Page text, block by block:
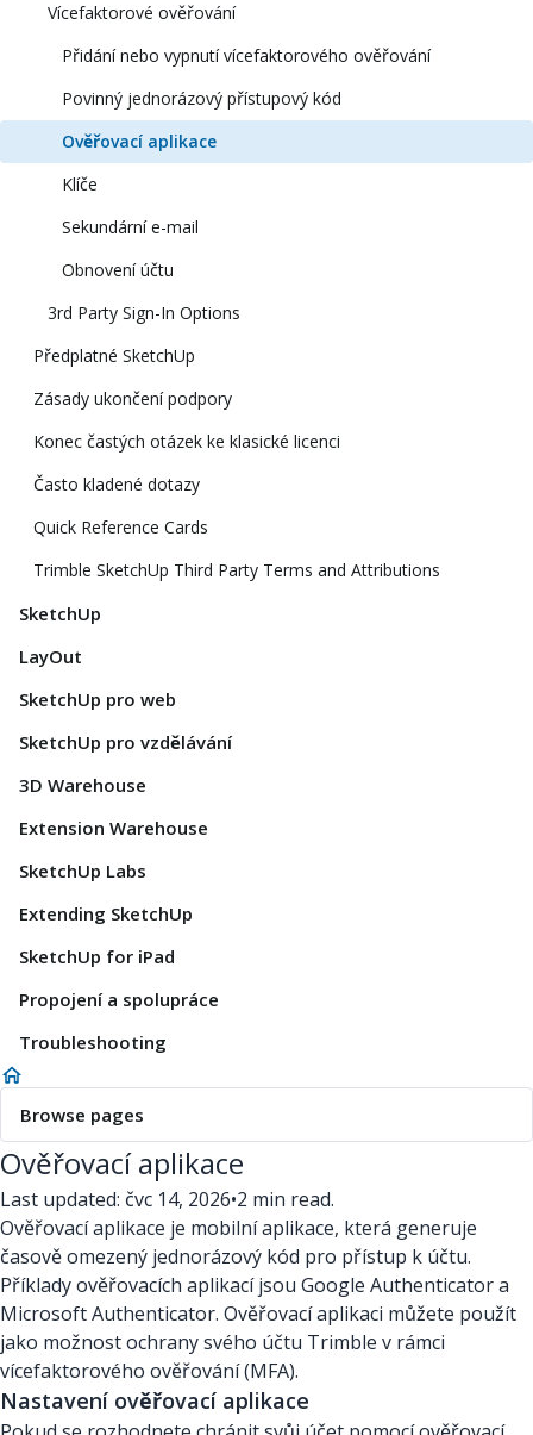
Vícefaktorové ověřování
Přidání nebo vypnutí vícefaktorového ověřování
Povinný jednorázový přístupový kód
Ověřovací aplikace
Klíče
Sekundární e-mail
Obnovení účtu
3rd Party Sign-In Options
Předplatné SketchUp
Zásady ukončení podpory
Konec častých otázek ke klasické licenci
Často kladené dotazy
Quick Reference Cards
Trimble SketchUp Third Party Terms and Attributions
SketchUp
LayOut
SketchUp pro web
SketchUp pro vzdělávání
3D Warehouse
Extension Warehouse
SketchUp Labs
Extending SketchUp
SketchUp for iPad
Propojení a spolupráce
Troubleshooting
Browse pages
Ověřovací aplikace
Last updated: čvc 14, 2026•2 min read.
Ověřovací aplikace je mobilní aplikace, která generuje
časově omezený jednorázový kód pro přístup k účtu.
Příklady ověřovacích aplikací jsou Google Authenticator a
Microsoft Authenticator. Ověřovací aplikaci můžete použít
jako možnost ochrany svého účtu Trimble v rámci
vícefaktorového ověřování (MFA).
Nastavení ověřovací aplikace